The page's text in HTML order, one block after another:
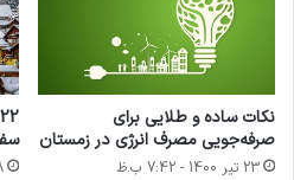
از صنعت چاپ و با
چاپگرها و متون بلکه
سطرآنچنان که لازم
تکنولوژی مورد نیاز و
نکات ساده و طلایی برای
صرفه‌جویی مصرف انرژی در زمستان
23 تیر 1400 - 7:42 ب.ظ 8